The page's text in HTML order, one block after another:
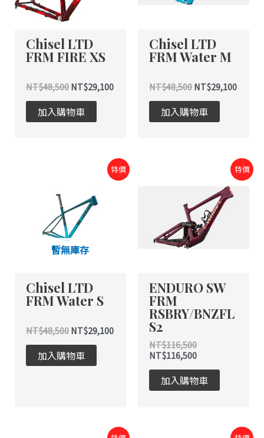
Chisel LTD
FRM FIRE XS
NT$48,500NT$29,100
加入購物車
Chisel LTD
FRM Water M
NT$48,500NT$29,100
加入購物車
特價
暫無庫存
Chisel LTD
FRM Water S
NT$48,500
格：
NT$48,500。
NT$29,100
目
前
加入購物車
特價
ENDURO SW
FRM
RSBRY/BNZFL
S2
NT$116,500
格：
NT$116,500。
NT$116,500
格：
NT$116,500。
加入購物車